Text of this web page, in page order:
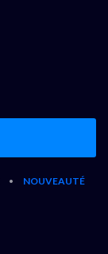
•
NOUVEAUTÉ